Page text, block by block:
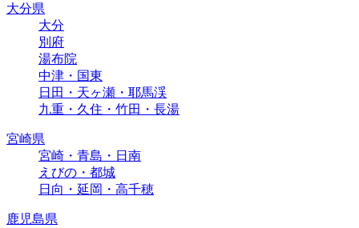
大分県
大分
別府
湯布院
中津・国東
日田・天ヶ瀬・耶馬渓
九重・久住・竹田・長湯
宮崎県
宮崎・青島・日南
えびの・都城
日向・延岡・高千穂
鹿児島県